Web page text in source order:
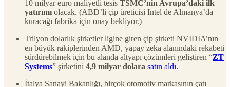
10 milyar euro maliyetli tesis TSMC’nin Avrupa’daki ilk
yatırımı olacak. (ABD’li çip üreticisi Intel de Almanya’da
kuracağı fabrika için onay bekliyor.)
Trilyon dolarlık şirketler ligine giren çip şirketi NVIDIA’nın
en büyük rakiplerinden AMD, yapay zeka alanındaki rekabeti
sürdürebilmek için bu alanda altyapı çözümleri geliştiren “ZT
Systems” şirketini 4,9 milyar dolara satın aldı.
İtalya Sanayi Bakanlığı, birçok otomotiv markasının çatı